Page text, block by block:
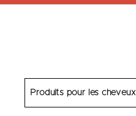
Produits pour les cheveux